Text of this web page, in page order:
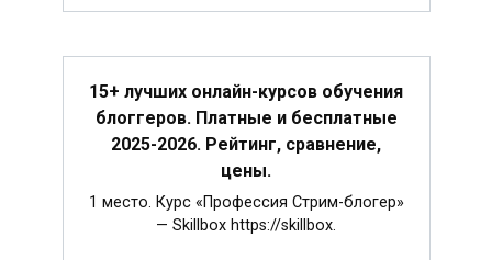
15+ лучших онлайн-курсов обучения
блоггеров. Платные и бесплатные
2025-2026. Рейтинг, сравнение,
цены.
1 место. Курс «Профессия Стрим-блогер»
— Skillbox https://skillbox.